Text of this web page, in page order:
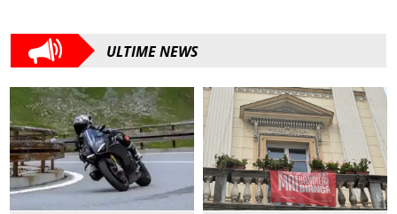
ULTIME NEWS